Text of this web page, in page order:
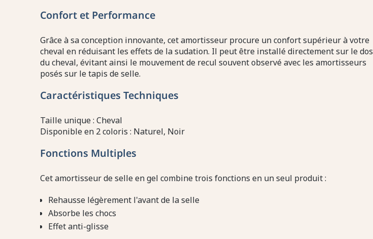
Confort et Performance
Grâce à sa conception innovante, cet amortisseur procure un confort supérieur à votre
cheval en réduisant les effets de la sudation. Il peut être installé directement sur le dos
du cheval, évitant ainsi le mouvement de recul souvent observé avec les amortisseurs
posés sur le tapis de selle.
Caractéristiques Techniques
Taille unique : Cheval
Disponible en 2 coloris : Naturel, Noir
Fonctions Multiples
Cet amortisseur de selle en gel combine trois fonctions en un seul produit :
Rehausse légèrement l'avant de la selle
Absorbe les chocs
Effet anti-glisse